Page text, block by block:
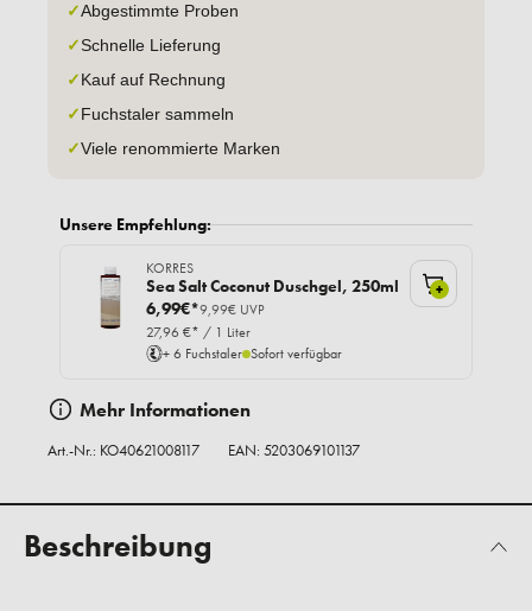
✓Abgestimmte Proben
✓Schnelle Lieferung
✓Kauf auf Rechnung
✓Fuchstaler sammeln
✓Viele renommierte Marken
Unsere Empfehlung:
KORRES
Sea Salt Coconut Duschgel, 250ml
6,99€*9,99€ UVP
27,96 €* / 1 Liter
+ 6 Fuchstaler Sofort verfügbar
+
Mehr Informationen
Art.-Nr.: KO40621008117 EAN: 5203069101137
Beschreibung